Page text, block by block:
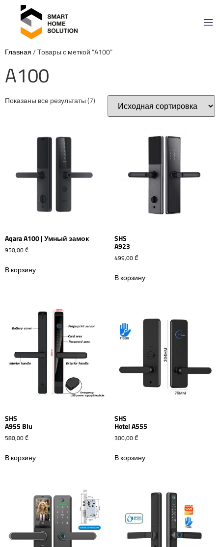
Главная/ Товары с меткой “A100”
A100
Показаны все результаты (7)
Aqara A100 | Умный замок
950,00₾
В корзину
SHS
A923
499,00₾
В корзину
SHS
A955 Blu
580,00₾
В корзину
SHS
Hotel A555
300,00₾
В корзину